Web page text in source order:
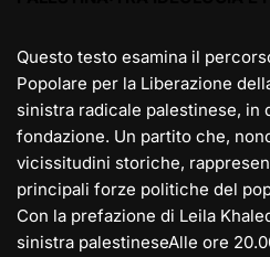
Questo testo esamina il
Popolare per la Liberazione
sinistra radicale palestinese, in
fondazione. Un partito che,
vicissitudini storiche,
principali forze politiche del
Con la prefazione di Leila
sinistra palestineseAlle ore